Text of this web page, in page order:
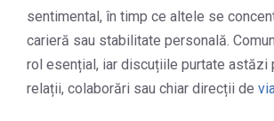
sentimental, în timp ce altele se
carieră sau stabilitate personală.
rol esențial, iar discuțiile purtate astăzi
relații, colaborări sau chiar direcții de